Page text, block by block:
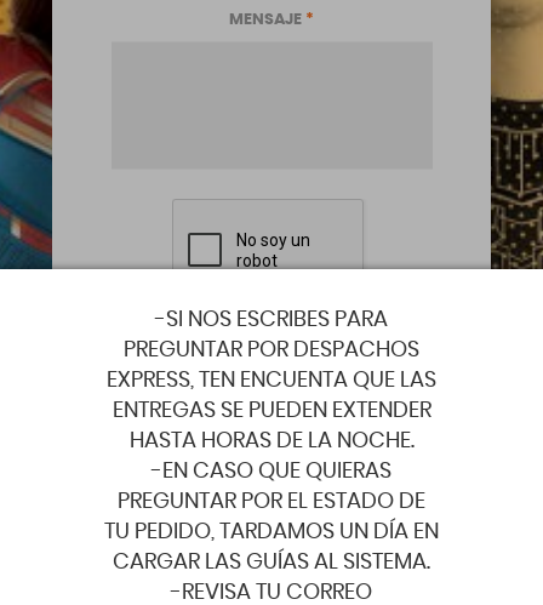
MENSAJE *
Tus datos personales se utilizarán
experiancia en esta web y otros
propósitos descritos en nuestra
política de privacidad
He leído y estoy de acuerdo con
terminos y condicionesde la web.
-SI NOS ESCRIBES PARA
PREGUNTAR POR DESPACHOS
EXPRESS, TEN ENCUENTA QUE LAS
ENTREGAS SE PUEDEN EXTENDER
HASTA HORAS DE LA NOCHE.
-EN CASO QUE QUIERAS
PREGUNTAR POR EL ESTADO DE
TU PEDIDO, TARDAMOS UN DÍA EN
CARGAR LAS GUÍAS AL SISTEMA.
-REVISA TU CORREO